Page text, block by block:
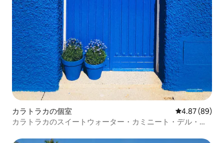
カラトラカの個室 レビュー89
4.87 (89)
カラトラカのスイートウォーター・カミニート・デル・レ